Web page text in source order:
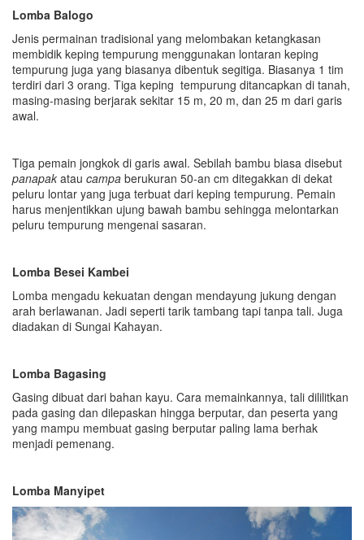
Lomba Balogo
Jenis permainan tradisional yang melombakan ketangkasan
membidik keping tempurung menggunakan lontaran keping
tempurung juga yang biasanya dibentuk segitiga. Biasanya 1 tim
terdiri dari 3 orang. Tiga keping tempurung ditancapkan di tanah,
masing-masing berjarak sekitar 15 m, 20 m, dan 25 m dari garis
awal.
Tiga pemain jongkok di garis awal. Sebilah bambu biasa disebut
panapak atau campa berukuran 50-an cm ditegakkan di dekat
peluru lontar yang juga terbuat dari keping tempurung. Pemain
harus menjentikkan ujung bawah bambu sehingga melontarkan
peluru tempurung mengenai sasaran.
Lomba Besei Kambei
Lomba mengadu kekuatan dengan mendayung jukung dengan
arah berlawanan. Jadi seperti tarik tambang tapi tanpa tali. Juga
diadakan di Sungai Kahayan.
Lomba Bagasing
Gasing dibuat dari bahan kayu. Cara memainkannya, tali dililitkan
pada gasing dan dilepaskan hingga berputar, dan peserta yang
yang mampu membuat gasing berputar paling lama berhak
menjadi pemenang.
Lomba Manyipet